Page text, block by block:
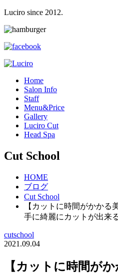
Luciro since 2012.
Home
Salon Info
Staff
Menu&Price
Gallery
Luciro Cut
Head Spa
Cut School
HOME
ブログ
Cut School
【カットに時間がかかる
手に綺麗にカットが出来
cutschool
2021.09.04
【カットに時間が